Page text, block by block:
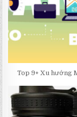
Top 9+ Xu hướng